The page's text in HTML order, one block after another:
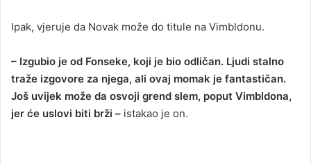
Ipak, vjeruje da Novak može do titule na Vimbldonu.
– Izgubio je od Fonseke, koji je bio odličan. Ljudi stalno
traže izgovore za njega, ali ovaj momak je fantastičan.
Još uvijek može da osvoji grend slem, poput Vimbldona,
jer će uslovi biti brži – istakao je on.